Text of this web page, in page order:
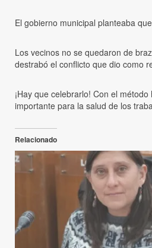
El gobierno municipal planteaba
Los vecinos no se quedaron de
destrabó el conflicto que dio como
¡Hay que celebrarlo! Con el
importante para la salud de los
Relacionado